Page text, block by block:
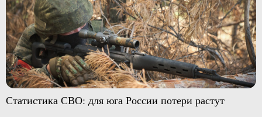
Статистика СВО: для юга России потери растут